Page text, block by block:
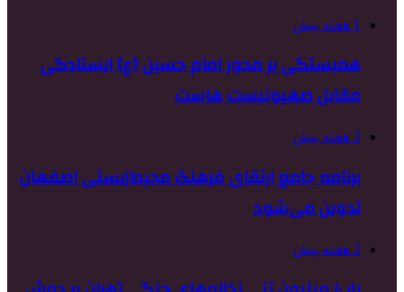
1 هفته پیش
همبستگی بر محور امام حسین (ع) ایستادگی
مقابل صهیونیست هاست
2 هفته پیش
برنامه جامع ارتقای فرهنگ محیط‌زیستی اصفهان
تدوین می‌شود
2 هفته پیش